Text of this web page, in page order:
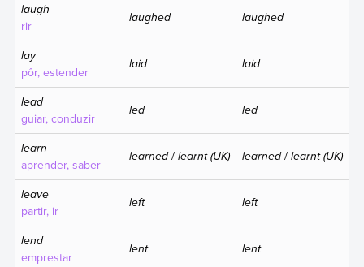
laugh
rir laughed laughed
lay
pôr, estender laid laid
lead
guiar, conduzir led led
learn
aprender, saber learned/ learnt (UK) learned/ learnt (UK)
leave
partir, ir left left
lend
emprestar lent lent